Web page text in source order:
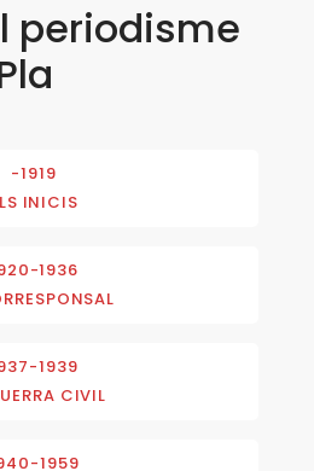
periodisme
-1919
INICIS
1936
1939
CIVIL
1959